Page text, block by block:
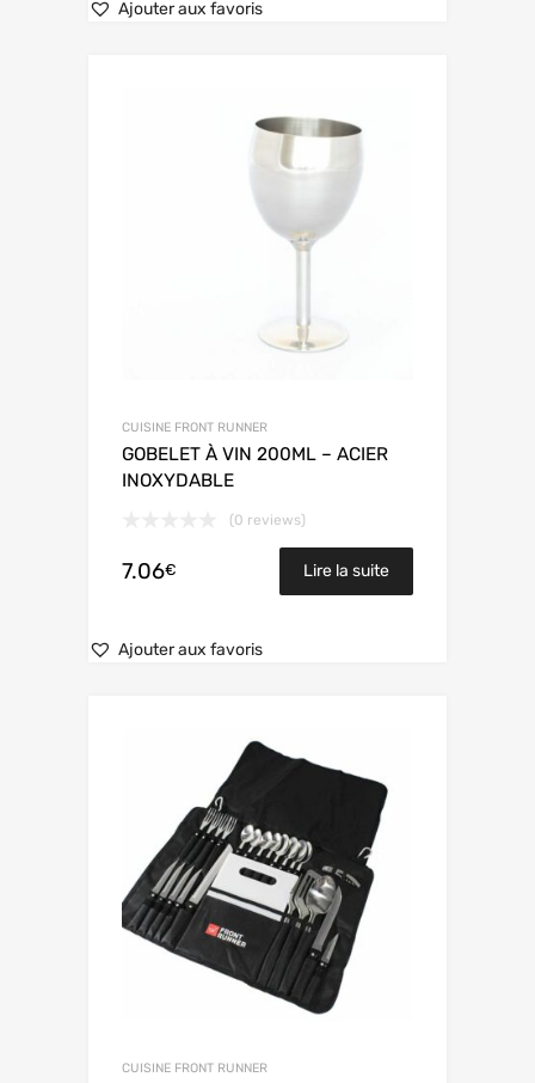
Ajouter aux favoris
CUISINE FRONT RUNNER
GOBELET À VIN 200ML – ACIER
INOXYDABLE
(0 reviews)
7.06€ Lire la suite
Ajouter aux favoris
CUISINE FRONT RUNNER